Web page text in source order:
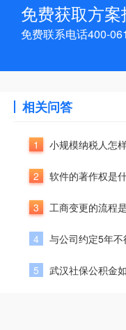
免费获取方案
免费联系电话400-
相关问答
1 小规模纳税人怎
2 软件的著作权是
3 工商变更的流程
4 与公司约定5年
5 武汉社保公积金